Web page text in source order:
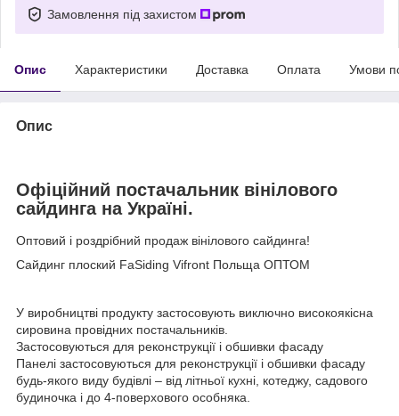
Замовлення під захистом
Опис Характеристики Доставка Оплата Умови
Опис
Офіційний постачальник вінілового
сайдинга на Україні.
Оптовий і роздрібний продаж вінілового сайдинга!
Сайдинг плоский FaSiding Vifront Польща ОПТОМ
У виробництві продукту застосовують виключно високоякісна
сировина провідних постачальників.
Застосовуються для реконструкції і обшивки фасаду
Панелі застосовуються для реконструкції і обшивки фасаду
будь-якого виду будівлі – від літньої кухні, котеджу, садового
будиночка і до 4-поверхового особняка.